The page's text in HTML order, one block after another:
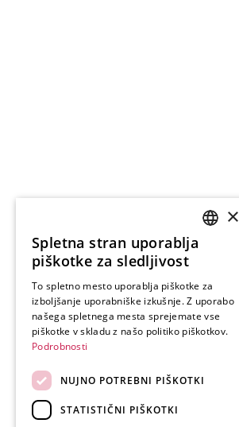
SLOVENIAN
GERMAN
ITALIAN
×
Spletna stran uporablja
piškotke za sledljivost
To spletno mesto uporablja piškotke za
izboljšanje uporabniške izkušnje. Z uporabo
našega spletnega mesta sprejemate vse
piškotke v skladu z našo politiko piškotkov.
Podrobnosti
NUJNO POTREBNI PIŠKOTKI
STATISTIČNI PIŠKOTKI